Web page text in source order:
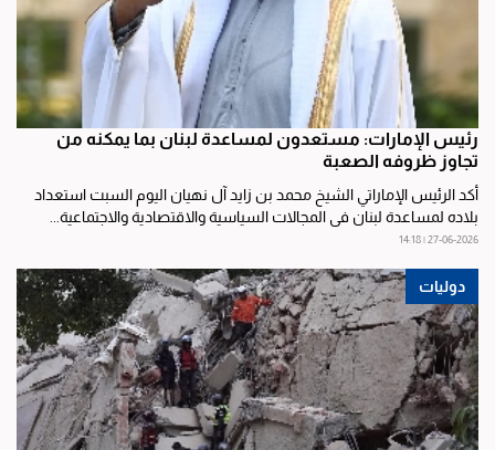
رئيس الإمارات: مستعدون لمساعدة لبنان بما يمكنه من
تجاوز ظروفه الصعبة
أكد الرئيس الإماراتي الشيخ محمد بن زايد آل نهيان اليوم السبت استعداد
بلاده لمساعدة لبنان في المجالات السياسية والاقتصادية والاجتماعية...
27-06-2026 | 14:18
دوليات